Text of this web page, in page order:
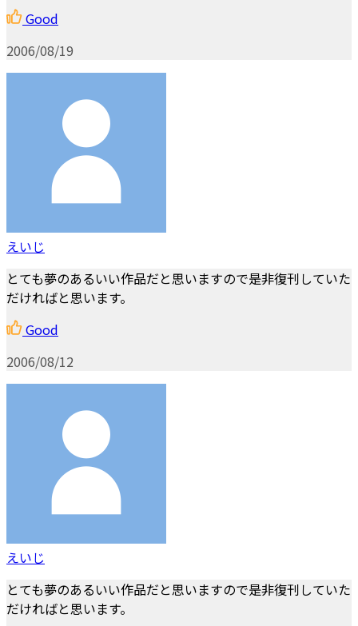
Good
2006/08/19
えいじ
とても夢のあるいい作品だと思いますので是非復刊していた
だければと思います。
Good
2006/08/12
えいじ
とても夢のあるいい作品だと思いますので是非復刊していた
だければと思います。